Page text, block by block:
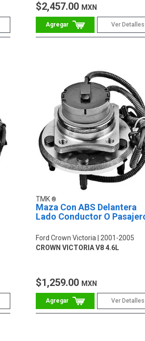
$2,457.00 MXN
Ver Detalles
TMK
Maza Con ABS Delantera
Lado Conductor O
Ford Crown Victoria
2001-2005
CROWN VICTORIA V8 4.6L
$1,259.00 MXN
Ver Detalles